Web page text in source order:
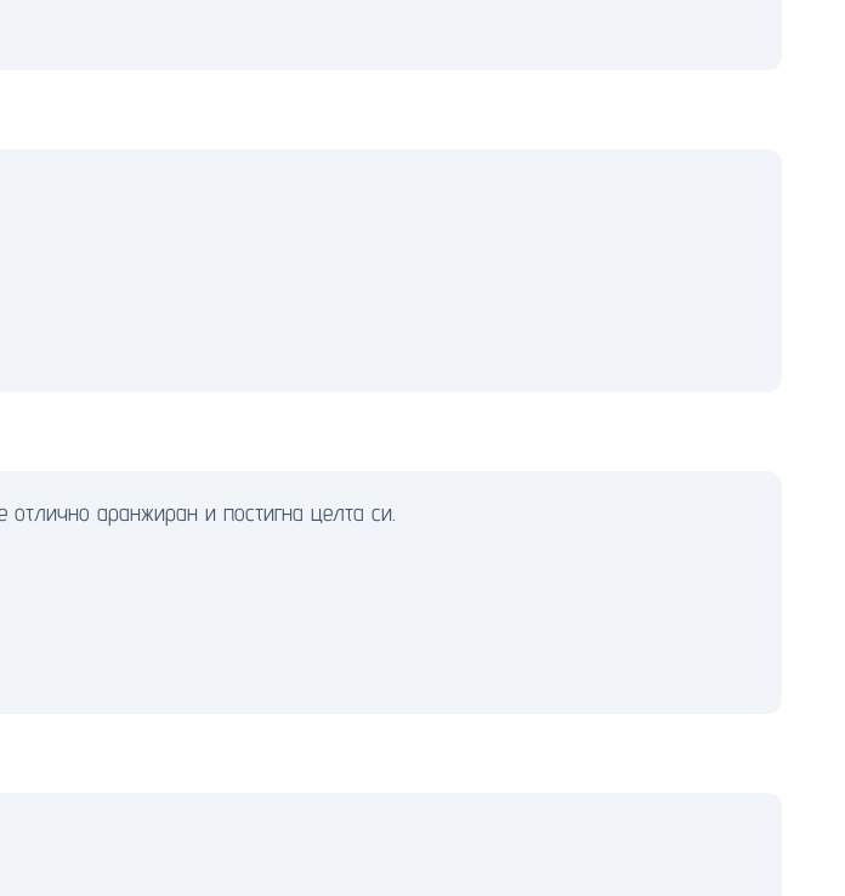
аранжиран и постигна целта си.